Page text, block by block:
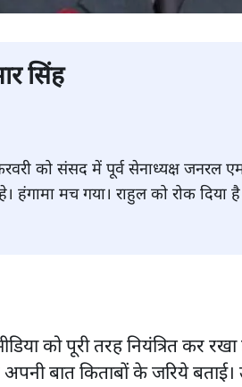
सिंह
को संसद में पूर्व सेनाध्यक्ष जनरल
मच गया। राहुल को रोक दिया
को पूरी तरह नियंत्रित कर
बात किताबों के जरिये